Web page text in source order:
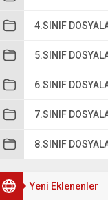
4.SINIF
5.SINIF
6.SINIF
7.SINIF
8.SINIF
Yeni Eklenenler